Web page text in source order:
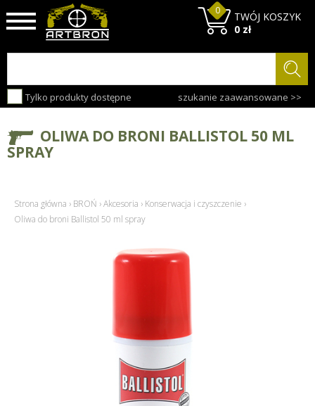
Tylko produkty dostępne szukanie zaawansowane >>
TWÓJ KOSZYK
0
0 zł
OLIWA DO BRONI BALLISTOL 50 ML
SPRAY
Strona główna › BROŃ ›Akcesoria › Konserwacja i czyszczenie ›
Oliwa do broni Ballistol 50 ml spray